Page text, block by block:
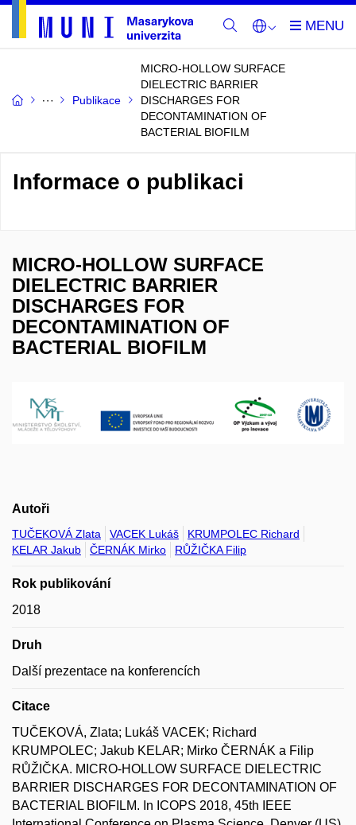
Publikace
MICRO-HOLLOW SURFACE
DIELECTRIC BARRIER
DISCHARGES FOR
DECONTAMINATION OF
BACTERIAL BIOFILM
Informace o publikaci
MICRO-HOLLOW SURFACE
DIELECTRIC BARRIER
DISCHARGES FOR
DECONTAMINATION OF
BACTERIAL BIOFILM
Autoři
TUČEKOVÁ Zlata VACEK Lukáš
KRUMPOLEC Richard
KELAR Jakub
ČERNÁK Mirko RŮŽIČKA Filip
Rok publikování
2018
Druh
Další prezentace na konferencích
Citace
TUČEKOVÁ, Zlata; Lukáš VACEK; Richard
KRUMPOLEC; Jakub KELAR; Mirko ČERNÁK a Filip
RŮŽIČKA. MICRO-HOLLOW SURFACE DIELECTRIC
BARRIER DISCHARGES FOR DECONTAMINATION OF
BACTERIAL BIOFILM. In ICOPS 2018, 45th IEEE